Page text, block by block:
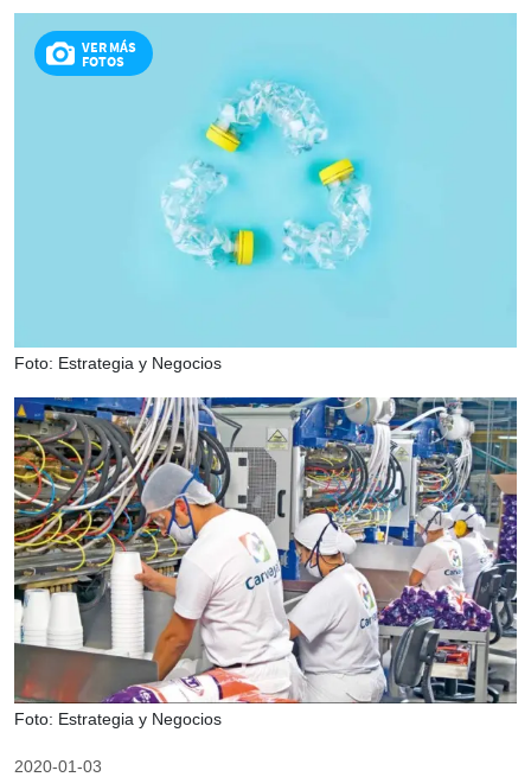
VER MÁS
FOTOS
Foto: Estrategia y Negocios
Foto: Estrategia y Negocios
2020-01-03